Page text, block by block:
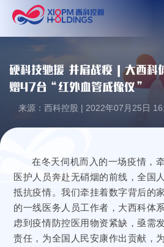
硬科技驰援 并肩战疫 | 大西科
赠47台“红外血管成像仪”
来源：西科控股 | 2022年07月25日
在冬天伺机而入的一场疫情，
医护人员奔赴无硝烟的前线，全国
抵抗疫情。我们牵挂着数字背后的
的一线医务人员工作者，大西科体
虑到疫情防控医用物资紧缺，亟需
责任，为全国人民安康作出贡献，